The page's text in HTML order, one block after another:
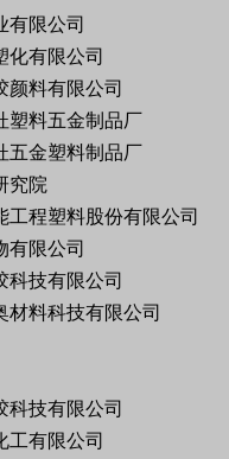
有限公司
化有限公司
颜料有限公司
塑料五金制品厂
五金塑料制品厂
究院
工程塑料股份有限公司
有限公司
科技有限公司
材料科技有限公司
科技有限公司
工有限公司